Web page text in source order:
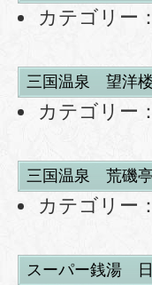
カテゴリー：
三国温泉 望洋楼
カテゴリー：
三国温泉 荒磯亭
カテゴリー：
スーパー銭湯